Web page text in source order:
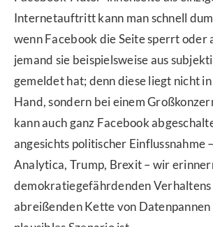
Internetauftritt kann man schnell
wenn Facebook die Seite sperrt oder
jemand sie beispielsweise aus
gemeldet hat; denn diese liegt nicht
Hand, sondern bei einem
kann auch ganz Facebook
angesichts politischer Einflussnahme
Analytica, Trump, Brexit – wir
demokratiegefährdenden
abreißenden Kette von Datenpannen